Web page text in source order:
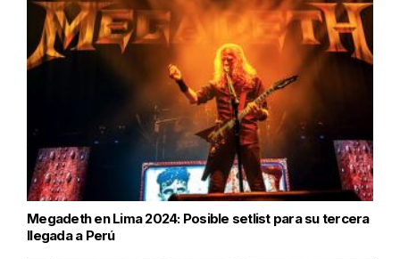
Megadeth en Lima 2024: Posible setlist para su tercera
llegada a Perú